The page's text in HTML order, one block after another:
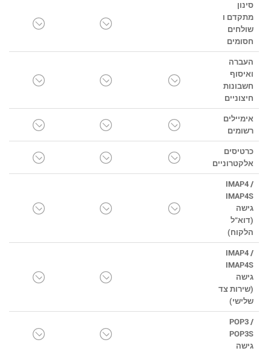
סינון
מתקדם ו
שולחים
חסומים
העברה
ואיסוף
חשבונות
חיצוניים
אימיילים
רשומים
כרטיסים
אלקטרוניים
IMAP4 /
IMAP4S
גישה
(דוא"ל
הלקוח)
IMAP4 /
IMAP4S
גישה
(שירות צד
שלישי)
POP3 /
POP3S
גישה